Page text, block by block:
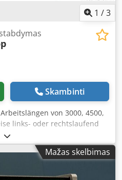
1 /3
Skambinti
von 3000, 4500,
links- oder rechtslaufend
x 90 mm Verstärkter
6 Nm, 115–230
60 m/min
"Smart 7" Touchscreen-
3 Betriebsarten: Manuell
Mažas skelbimas